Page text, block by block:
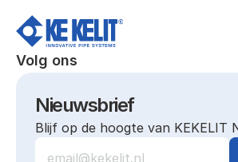
Volg ons
Nieuwsbrief
Blijf op de hoogte van KEKELIT